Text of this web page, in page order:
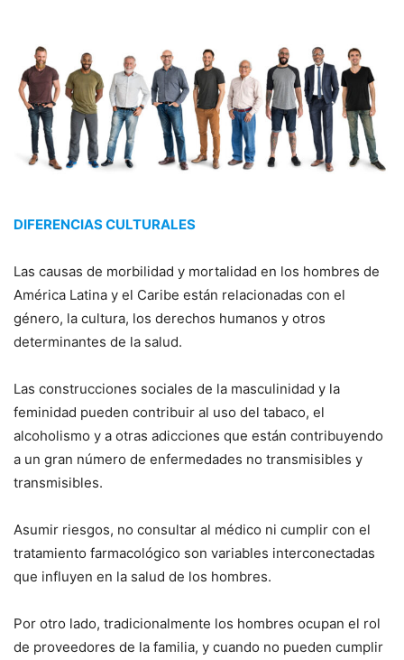
DIFERENCIAS CULTURALES
Las causas de morbilidad y mortalidad en los hombres de
América Latina y el Caribe están relacionadas con el
género, la cultura, los derechos humanos y otros
determinantes de la salud.
Las construcciones sociales de la masculinidad y la
feminidad pueden contribuir al uso del tabaco, el
alcoholismo y a otras adicciones que están contribuyendo
a un gran número de enfermedades no transmisibles y
transmisibles.
Asumir riesgos, no consultar al médico ni cumplir con el
tratamiento farmacológico son variables interconectadas
que influyen en la salud de los hombres.
Por otro lado, tradicionalmente los hombres ocupan el rol
de proveedores de la familia, y cuando no pueden cumplir